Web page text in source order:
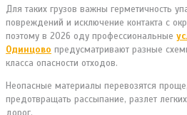
Для таких грузов важны герметичность
повреждений и исключение контакта с
поэтому в 2026 оду профессиональные
Одинцово предусматривают разные
класса опасности отходов.
Неопасные материалы перевозятся
предотвращать рассыпание, разлет
дорог.